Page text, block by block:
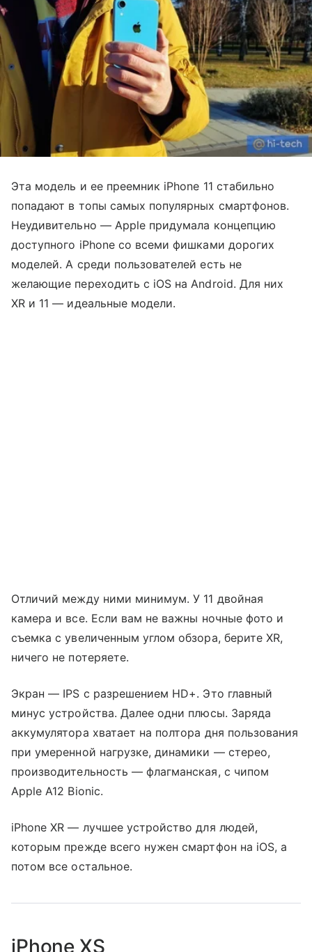
Эта модель и ее преемник iPhone 11 стабильно
попадают в топы самых популярных смартфонов.
Неудивительно — Apple придумала концепцию
доступного iPhone со всеми фишками дорогих
моделей. А среди пользователей есть не
желающие переходить с iOS на Android. Для них
XR и 11 — идеальные модели.
Отличий между ними минимум. У 11 двойная
камера и все. Если вам не важны ночные фото и
съемка с увеличенным углом обзора, берите XR,
ничего не потеряете.
Экран — IPS с разрешением HD+. Это главный
минус устройства. Далее одни плюсы. Заряда
аккумулятора хватает на полтора дня пользования
при умеренной нагрузке, динамики — стерео,
производительность — флагманская, с чипом
Apple A12 Bionic.
iPhone XR — лучшее устройство для людей,
которым прежде всего нужен смартфон на iOS, а
потом все остальное.
iPhone XS